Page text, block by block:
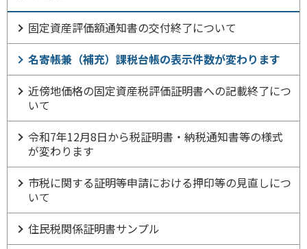
固定資産評価額通知書の交付終了について
名寄帳兼（補充）課税台帳の表示件数が変わります
近傍地価格の固定資産税評価証明書への記載終了につ
いて
令和7年12月8日から税証明書・納税通知書等の様式
が変わります
市税に関する証明等申請における押印等の見直しにつ
いて
住民税関係証明書サンプル